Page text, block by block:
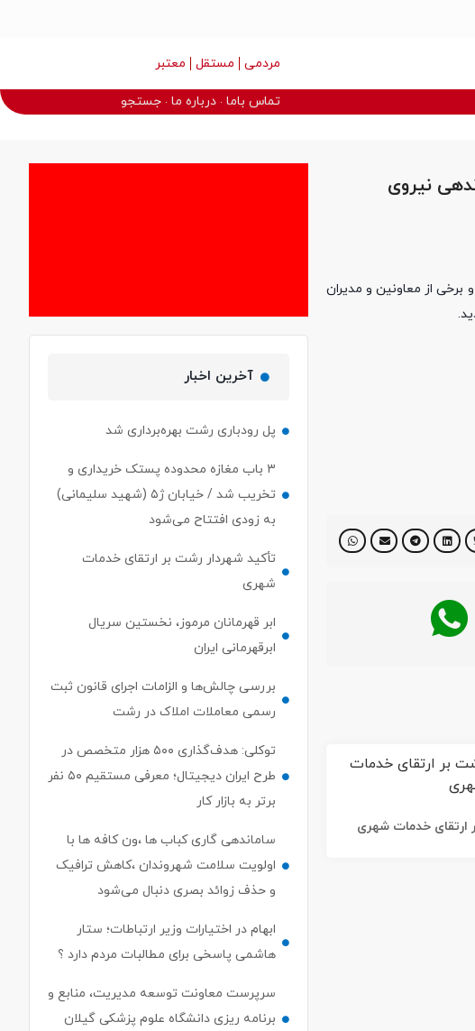
مردمی مستقل معتبر
تماس باما درباره ما جستجو
نیروی
از معاونین و مدیران
ارتقای خدمات شهری
آخرین اخبار
پل رودباری رشت بهره‌برداری شد
۳ باب مغازه محدوده پستک خریداری و
تخریب شد / خیابان ژ۵ (شهید سلیمانی)
به زودی افتتاح می‌شود
تأکید شهردار رشت بر ارتقای خدمات
شهری
ابر قهرمانان مرموز، نخستین سریال
ابرقهرمانی ایران
بررسی چالش‌ها و الزامات اجرای قانون ثبت
رسمی معاملات املاک در رشت
توکلی: هدف‌گذاری ۵۰۰ هزار متخصص در
طرح ایران دیجیتال؛ معرفی مستقیم ۵۰ نفر
برتر به بازار کار
ساماندهی گاری کباب ها ،ون کافه ها با
اولویت سلامت شهروندان ،کاهش ترافیک
و حذف زوائد بصری دنبال می‌شود
ابهام در اختیارات وزیر ارتباطات؛ ستار
هاشمی پاسخی برای مطالبات مردم دارد ؟
سرپرست معاونت توسعه مدیریت، منابع و
برنامه ریزی دانشگاه علوم پزشکی گیلان